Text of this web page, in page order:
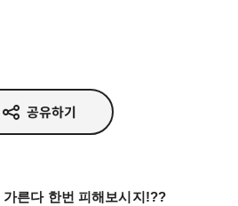
공유하기
른다 한번 피해보시지!??